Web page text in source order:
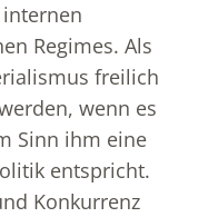
Regimes. Als
freilich
wenn es
Sinn ihm eine
entspricht.
Konkurrenz